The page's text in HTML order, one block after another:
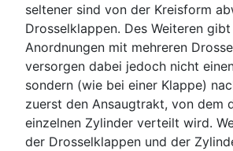
seltener sind von der Kreisform
Drosselklappen. Des Weiteren
Anordnungen mit mehreren
versorgen dabei jedoch nicht
sondern (wie bei einer Klappe)
zuerst den Ansaugtrakt, von dem
einzelnen Zylinder verteilt wird.
der Drosselklappen und der